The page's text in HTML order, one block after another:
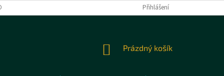
OCHRANY OSOBNÍCH ÚDAJŮ REKLAMACE A VRÁCENÍ ZBOŽÍ
Přihlášení
NÁKUPNÍ
Prázdný košík